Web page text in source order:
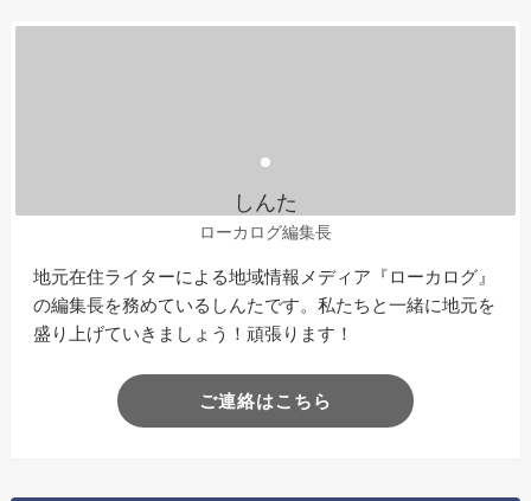
しんた
ローカログ編集長
地元在住ライターによる地域情報メディア『ローカログ』
の編集長を務めているしんたです。私たちと一緒に地元を
盛り上げていきましょう！頑張ります！
ご連絡はこちら